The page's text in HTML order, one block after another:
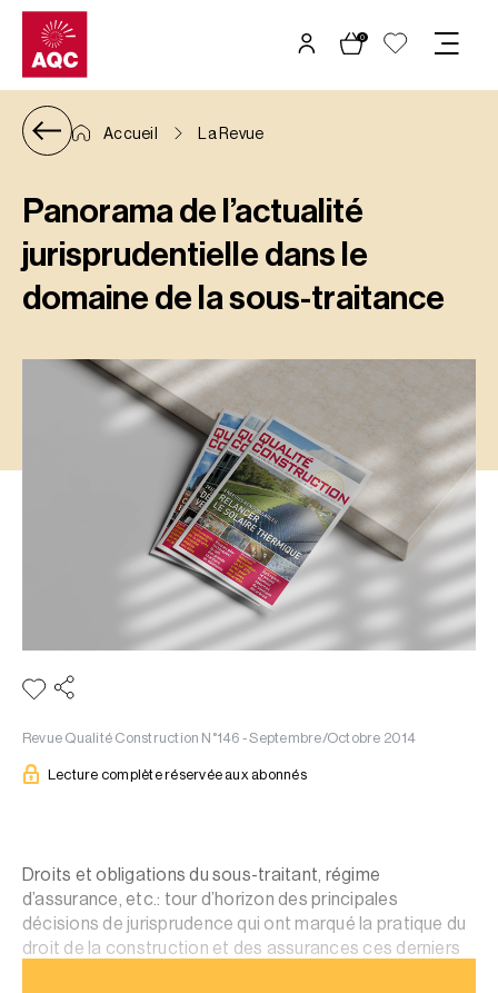
Panneau de gestion des cookies
0
Accueil La Revue
Panorama de l’actualité
jurisprudentielle dans le
domaine de la sous-traitance
Revue Qualité Construction N°146 - Septembre/Octobre 2014
Lecture complète réservée aux abonnés
Droits et obligations du sous-traitant, régime
d’assurance, etc.: tour d’horizon des principales
décisions de jurisprudence qui ont marqué la pratique du
droit de la construction et des assurances ces derniers